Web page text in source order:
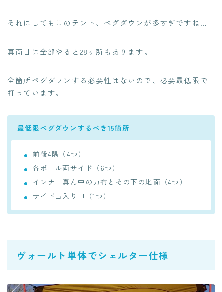
それにしてもこのテント、ペグダウンが多すぎですね…
真面目に全部やると28ヶ所もあります。
全箇所ペグダウンする必要性はないので、必要最低限で
打っています。
最低限ペグダウンするべき15箇所
前後4隅（4つ）
各ポール両サイド（6つ）
インナー真ん中の力布とその下の地面（4つ）
サイド出入り口（1つ）
ヴォールト単体でシェルター仕様